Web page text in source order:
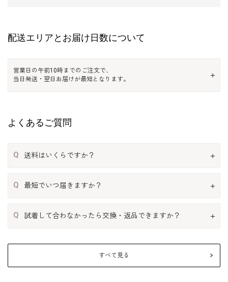
配送エリアとお届け日数について
営業日の午前10時までのご注文で、
当日発送・翌日お届けが最短となります。
よくあるご質問
Q 送料はいくらですか？
Q 最短でいつ届きますか？
Q 試着して合わなかったら交換・返品できますか？
すべて見る